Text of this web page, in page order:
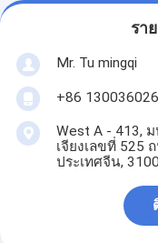
รา
Mr. Tu mingqi
+86
West A - 413,
เจียงเลขที่ 525
ประเทศจีน,